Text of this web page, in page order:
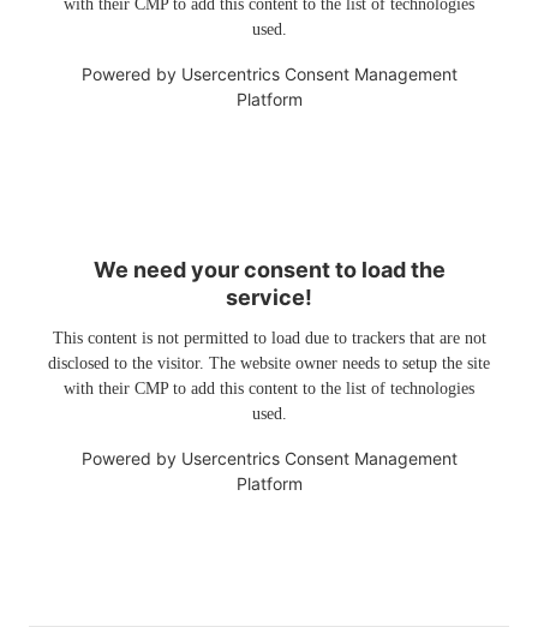
with their CMP to add this content to the list of technologies
used.
Powered by Usercentrics Consent Management
Platform
We need your consent to load the
service!
This content is not permitted to load due to trackers that are not
disclosed to the visitor. The website owner needs to setup the site
with their CMP to add this content to the list of technologies
used.
Powered by Usercentrics Consent Management
Platform